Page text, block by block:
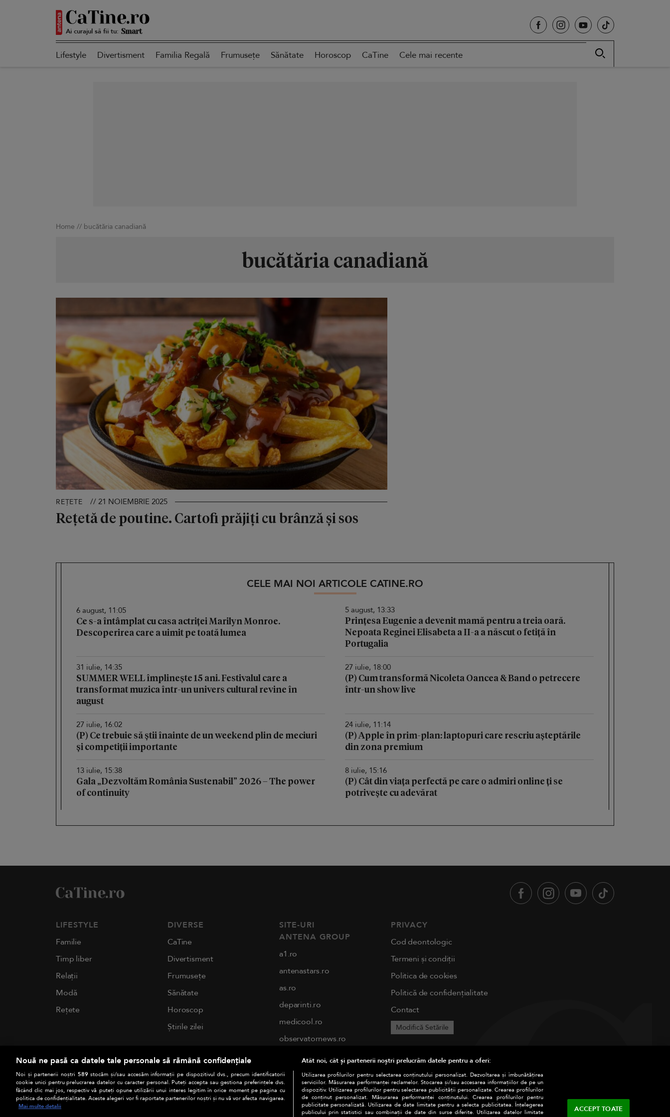
Ai curajul să fii tu: Smart
Lifestyle Divertisment Familia Regală Frumusețe Sănătate Horoscop CaTine Cele mai recente
Home // bucătăria canadiană
bucătăria canadiană
REȚETE // 21 NOIEMBRIE 2025
Rețetă de poutine. Cartofi prăjiți cu brânză și sos
CELE MAI NOI ARTICOLE CATINE.RO
6 august, 11:05
Ce s-a întâmplat cu casa actriței Marilyn Monroe.
Descoperirea care a uimit pe toată lumea
5 august, 13:33
Prințesa Eugenie a devenit mamă pentru a treia oară.
Nepoata Reginei Elisabeta a II-a a născut o fetiță în
Portugalia
31 iulie, 14:35
SUMMER WELL împlinește 15 ani. Festivalul care a
transformat muzica într-un univers cultural revine în
august
27 iulie, 18:00
(P) Cum transformă Nicoleta Oancea & Band o petrecere
într-un show live
27 iulie, 16:02
(P) Ce trebuie să știi înainte de un weekend plin de meciuri
și competiții importante
24 iulie, 11:14
(P) Apple în prim-plan: laptopuri care rescriu așteptările
din zona premium
13 iulie, 15:38
Gala „Dezvoltăm România Sustenabil” 2026 – The power
of continuity
8 iulie, 15:16
(P) Cât din viața perfectă pe care o admiri online ți se
potrivește cu adevărat
LIFESTYLE
Familie
Timp liber
Relații
Modă
Rețete
DIVERSE
CaTine
Divertisment
Frumusețe
Sănătate
Horoscop
Știrile zilei
SITE-URI
ANTENA GROUP
a1.ro
antenastars.ro
as.ro
deparinti.ro
medicool.ro
observatornews.ro
spynews.ro
tvhappy.ro
useit.ro
chefi.ro
PRIVACY
Cod deontologic
Termeni și condiții
Politica de cookies
Politică de confidențialitate
Contact
Modifică Setările
Nouă ne pasă ca datele tale personale să rămână confidențiale
Noi și partenerii noștri 589 stocăm și/sau accesăm informații pe dispozitivul dvs., precum identificatorii
cookie unici pentru prelucrarea datelor cu caracter personal. Puteți accepta sau gestiona preferințele dvs.
făcând clic mai jos, respectiv vă puteți opune utilizării unui interes legitim în orice moment pe pagina cu
politica de confidențialitate. Aceste alegeri vor fi raportate partenerilor noștri și nu vă vor afecta navigarea.
Mai multe detalii
Atât noi, cât și partenerii noștri prelucrăm datele pentru a oferi:
Utilizarea profilurilor pentru selectarea conținutului personalizat. Dezvoltarea și îmbunătățirea
serviciilor. Măsurarea performanței reclamelor. Stocarea și/sau accesarea informațiilor de pe un
dispozitiv. Utilizarea profilurilor pentru selectarea publicității personalizate. Crearea profilurilor
de conținut personalizat. Măsurarea performanței conținutului. Crearea profilurilor pentru
publicitate personalizată. Utilizarea de date limitate pentru a selecta publicitatea. Înțelegerea
publicului prin statistici sau combinații de date din surse diferite. Utilizarea datelor limitate
ACCEPT TOATE